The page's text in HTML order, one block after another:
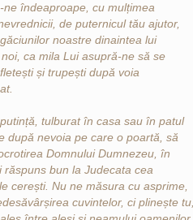
îndeaproape, cu mulțimea
de puternicul tău ajutor,
noastre dinaintea lui
ca mila Lui asupră-ne să se
și trupești după voia
tulburat în casa sau în patul
după nevoia pe care o poartă, să
Domnului Dumnezeu, în
bun la Judecata cea
cerești. Nu ne măsura cu asprime,
cuvintelor, ci plinește tu,